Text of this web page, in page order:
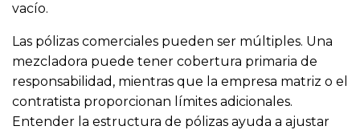
vacío.
Las pólizas comerciales pueden ser múltiples. Una
mezcladora puede tener cobertura primaria de
responsabilidad, mientras que la empresa matriz o el
contratista proporcionan límites adicionales.
Entender la estructura de pólizas ayuda a ajustar